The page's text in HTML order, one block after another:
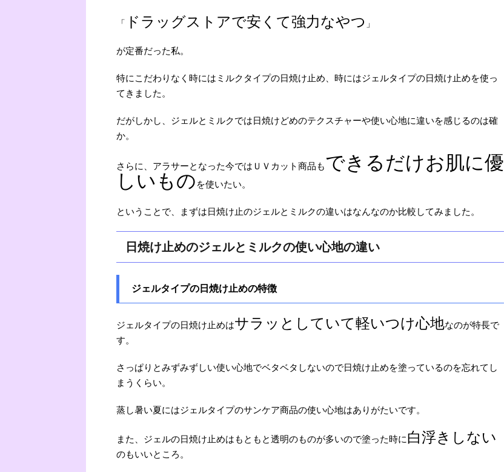
「 ドラッグストアで安くて強力なやつ 」
が定番だった私。
特にこだわりなく時にはミルクタイプの日焼け止め、時にはジェルタイプの日焼け止めを使っ
てきました。
だがしかし、ジェルとミルクでは日焼けどめのテクスチャーや使い心地に違いを感じるのは確
か。
さらに、アラサーとなった今ではＵＶカット商品もできるだけお肌に優
しいもの を使いたい。
ということで、まずは日焼け止のジェルとミルクの違いはなんなのか比較してみました。
日焼け止めのジェルとミルクの使い心地の違い
ジェルタイプの日焼け止めの特徴
ジェルタイプの日焼け止めはサラッとしていて軽いつけ心地なのが特長で
す。
さっぱりとみずみずしい使い心地でベタベタしないので日焼け止めを塗っているのを忘れてし
まうくらい。
蒸し暑い夏にはジェルタイプのサンケア商品の使い心地はありがたいです。
また、ジェルの日焼け止めはもともと透明のものが多いので塗った時に白浮きしない
のもいいところ。